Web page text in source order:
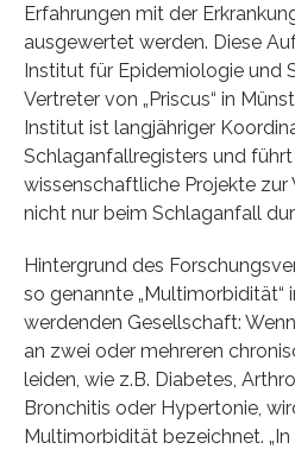
Erfahrungen mit der
ausgewertet werden. Diese
Institut für Epidemiologie und
Vertreter von „Priscus“ in
Institut ist langjähriger
Schlaganfallregisters und
wissenschaftliche Projekte
nicht nur beim Schlaganfall
Hintergrund des
so genannte „Multimorbidität“
werdenden Gesellschaft:
an zwei oder mehreren
leiden, wie z.B. Diabetes,
Bronchitis oder Hypertonie,
Multimorbidität bezeichnet.